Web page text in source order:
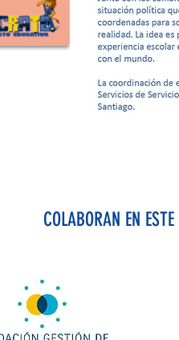
COLABORAN EN ESTE